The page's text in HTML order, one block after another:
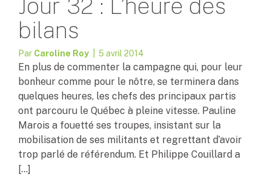
Jour 32 : L’heure des
bilans
Par Caroline Roy | 5 avril 2014
En plus de commenter la campagne qui, pour leur
bonheur comme pour le nôtre, se terminera dans
quelques heures, les chefs des principaux partis
ont parcouru le Québec à pleine vitesse. Pauline
Marois a fouetté ses troupes, insistant sur la
mobilisation de ses militants et regrettant d’avoir
trop parlé de référendum. Et Philippe Couillard a
[…]